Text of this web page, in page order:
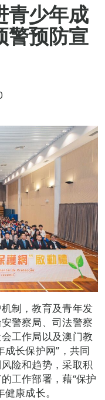
青少年成
预防宣
制，教育及青年发
警察局、司法警察
工作局以及澳门教
长保护网”，共同
险和趋势，采取积
工作部署，藉“保护
康成长。